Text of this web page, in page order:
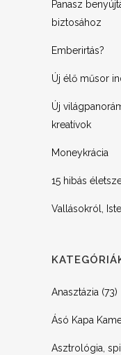
Panasz
biztosához
Emberirtás?
Új élő műsor
Új
kreatívok
Moneykrácia
15 hibás
Vallásokról,
Anasztázia (73)
Ásó Kapa
Asztrológia,